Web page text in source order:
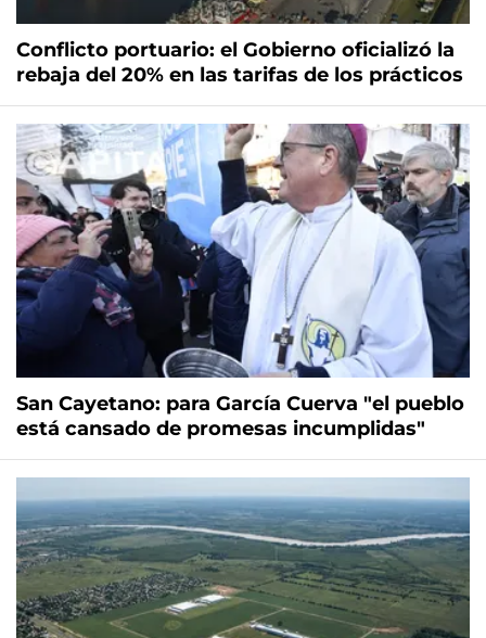
Conflicto portuario: el Gobierno oficializó la
rebaja del 20% en las tarifas de los prácticos
San Cayetano: para García Cuerva "el pueblo
está cansado de promesas incumplidas"